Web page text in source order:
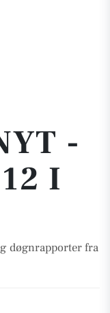
-
I
døgnrapporter fra